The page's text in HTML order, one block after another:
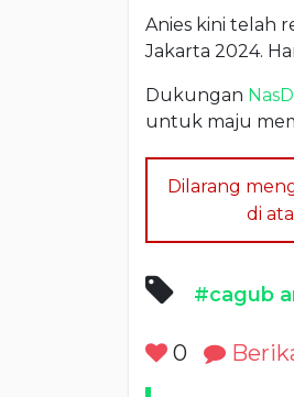
Anies kini telah
Jakarta 2024.
Dukungan
untuk maju
Dilarang
di
#cagub
0